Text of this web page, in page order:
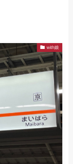
with娘